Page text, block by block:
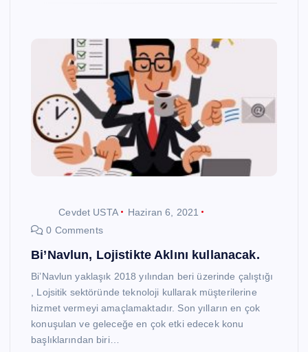
Cevdet USTA
Haziran 6, 2021
0 Comments
Bi’Navlun, Lojistikte Aklını kullanacak.
Bi’Navlun yaklaşık 2018 yılından beri üzerinde çalıştığı
, Lojsitik sektöründe teknoloji kullarak müşterilerine
hizmet vermeyi amaçlamaktadır. Son yılların en çok
konuşulan ve geleceğe en çok etki edecek konu
başlıklarından biri…